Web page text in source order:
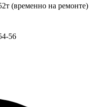
(временно на ремонте)
56